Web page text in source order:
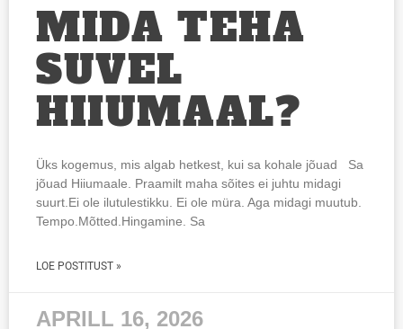
MIDA TEHA
SUVEL
HIIUMAAL?
Üks kogemus, mis algab hetkest, kui sa kohale jõuad Sa
jõuad Hiiumaale. Praamilt maha sõites ei juhtu midagi
suurt.Ei ole ilutulestikku. Ei ole müra. Aga midagi muutub.
Tempo.Mõtted.Hingamine. Sa
LOE POSTITUST »
APRILL 16, 2026